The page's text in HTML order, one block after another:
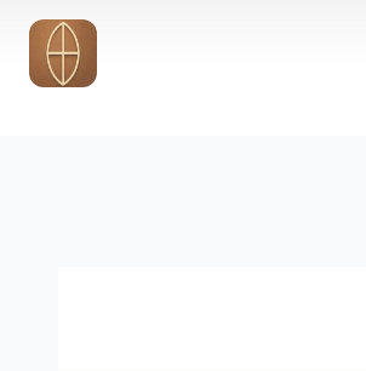
Vai al contenuto principale